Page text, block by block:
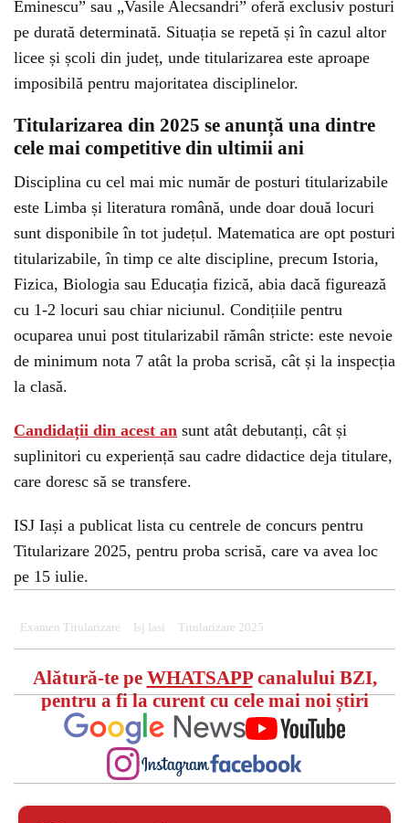
Eminescu” sau „Vasile Alecsandri” oferă exclusiv posturi
pe durată determinată. Situația se repetă și în cazul altor
licee și școli din județ, unde titularizarea este aproape
imposibilă pentru majoritatea disciplinelor.
Titularizarea din 2025 se anunță una dintre
cele mai competitive din ultimii ani
Disciplina cu cel mai mic număr de posturi titularizabile
este Limba și literatura română, unde doar două locuri
sunt disponibile în tot județul. Matematica are opt posturi
titularizabile, în timp ce alte discipline, precum Istoria,
Fizica, Biologia sau Educația fizică, abia dacă figurează
cu 1-2 locuri sau chiar niciunul. Condițiile pentru
ocuparea unui post titularizabil rămân stricte: este nevoie
de minimum nota 7 atât la proba scrisă, cât și la inspecția
la clasă.
Candidații din acest an sunt atât debutanți, cât și
suplinitori cu experiență sau cadre didactice deja titulare,
care doresc să se transfere.
ISJ Iași a publicat lista cu centrele de concurs pentru
Titularizare 2025, pentru proba scrisă, care va avea loc
pe 15 iulie.
Examen Titularizare Isj Iasi Titularizare 2025
Alătură-te pe WHATSAPPcanalului BZI,
pentru a fi la curent cu cele mai noi știri